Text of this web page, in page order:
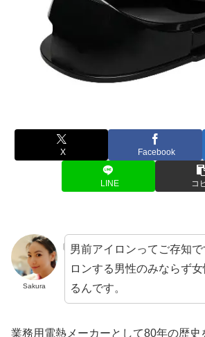
X Facebook
LINE コ
Sakura
男前アイロンってご存知
ロンする男性のみならず
るんです。
業務用電熱メーカーとして80年の歴史